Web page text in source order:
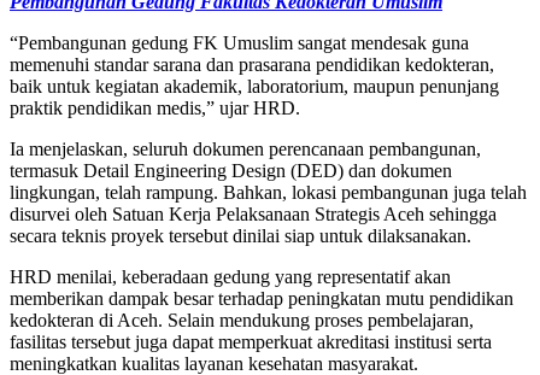
“Pembangunan gedung FK Umuslim sangat mendesak guna
memenuhi standar sarana dan prasarana pendidikan kedokteran,
baik untuk kegiatan akademik, laboratorium, maupun penunjang
praktik pendidikan medis,” ujar HRD.
Ia menjelaskan, seluruh dokumen perencanaan pembangunan,
termasuk Detail Engineering Design (DED) dan dokumen
lingkungan, telah rampung. Bahkan, lokasi pembangunan juga telah
disurvei oleh Satuan Kerja Pelaksanaan Strategis Aceh sehingga
secara teknis proyek tersebut dinilai siap untuk dilaksanakan.
HRD menilai, keberadaan gedung yang representatif akan
memberikan dampak besar terhadap peningkatan mutu pendidikan
kedokteran di Aceh. Selain mendukung proses pembelajaran,
fasilitas tersebut juga dapat memperkuat akreditasi institusi serta
meningkatkan kualitas layanan kesehatan masyarakat.